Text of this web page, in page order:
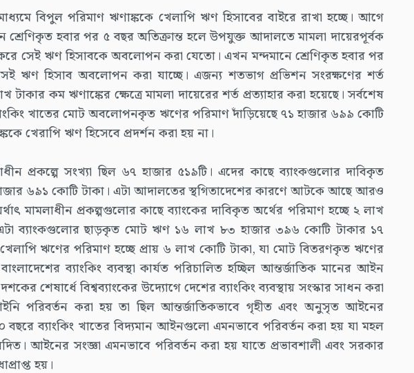
বিপুল পরিমাণ ঋণাঙ্ককে খেলাপি ঋণ হিসাবের বাইরে রাখা হচ্ছে। আগে
হবার পর ৫ বছর অতিক্রান্ত হলে উপযুক্ত আদালতে মামলা দায়েরপূর্বক
সেই ঋণ হিসাবকে অবলোপন করা যেতো। এখন মন্দমানে শ্রেণিকৃত হবার পর
ঋণ হিসাব অবলোপন করা যাচ্ছে। এজন্য শতভাগ প্রভিশন সংরক্ষণের শর্ত
টাকার কম ঋণাঙ্কের ক্ষেত্রে মামলা দায়েরের শর্ত প্রত্যাহার করা হয়েছে। সর্বশেষ
খাতের মোট অবলোপনকৃত ঋণের পরিমাণ দাঁড়িয়েছে ৭১ হাজার ৬৯৯ কোটি
খেরাপি ঋণ হিসেবে প্রদর্শন করা হয় না।
প্রকল্পে সংখ্যা ছিল ৬৭ হাজার ৫১৯টি। এদের কাছে ব্যাংকগুলোর দাবিকৃত
৬৯১ কোটি টাকা। এটা আদালতের স্থগিতাদেশের কারণে আটকে আছে আরও
মামলাধীন প্রকল্পগুলোর কাছে ব্যাংকের দাবিকৃত অর্থের পরিমাণ হচ্ছে ২ লাখ
ব্যাংকগুলোর ছাড়কৃত মোট ঋণ ১৬ লাখ ৮৩ হাজার ৩৯৬ কোটি টাকার ১৭
ঋণের পরিমাণ হচ্ছে প্রায় ৬ লাখ কোটি টাকা, যা মোট বিতরণকৃত ঋণের
ব্যাংকিং ব্যবস্থা কার্যত পরিচালিত হচ্ছিল আন্তর্জাতিক মানের আইন
শেষার্ধে বিশ্বব্যাংকের উদ্যোগে দেশের ব্যাংকিং ব্যবস্থায় সংস্কার সাধন করা
পরিবর্তন করা হয় তা ছিল আন্তর্জাতিকভাবে গৃহীত এবং অনুসৃত আইনের
ব্যাংকিং খাতের বিদ্যমান আইনগুলো এমনভাবে পরিবর্তন করা হয় যা মহল
আইনের সংজ্ঞা এমনভাবে পরিবর্তন করা হয় যাতে প্রভাবশালী এবং সরকার
হয়।